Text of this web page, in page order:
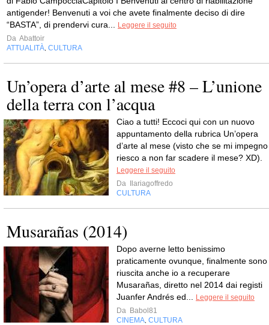
antigender! Benvenuti a voi che avete finalmente deciso di dire
“BASTA”, di prendervi cura...
Leggere il seguito
Da Abattoir
ATTUALITÀ CULTURA
Un’opera d’arte al mese #8 – L’unione
della terra con l’acqua
Ciao a tutti! Eccoci qui con un nuovo
appuntamento della rubrica Un’opera
d’arte al mese (visto che se mi impegno
riesco a non far scadere il mese? XD).
Leggere il seguito
Da
Ilariagoffredo
CULTURA
Musarañas (2014)
Dopo averne letto benissimo
praticamente ovunque, finalmente sono
riuscita anche io a recuperare
Musarañas, diretto nel 2014 dai registi
Juanfer Andrés ed...
Leggere il seguito
Da Babol81
CINEMA CULTURA